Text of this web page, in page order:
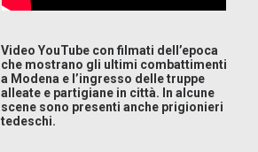
Video YouTube con filmati dell’epoca
che mostrano gli ultimi combattimenti
a Modena e l’ingresso delle truppe
alleate e partigiane in città. In alcune
scene sono presenti anche prigionieri
tedeschi.